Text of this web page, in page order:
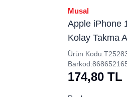
Musal
Apple iPhone
Kolay Takma
Ürün Kodu:
Barkod:
174,80 TL